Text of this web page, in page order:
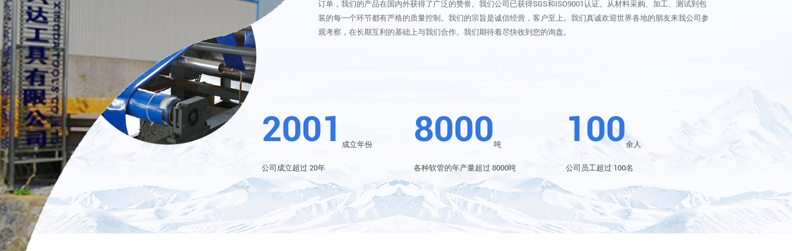
订单，我们的产品在国内外获得了广泛的赞誉。我们公司已获得SGS和ISO9001认证。从材料采购、加工、测试到包
装的每一个环节都有严格的质量控制。我们的宗旨是诚信经营，客户至上。我们真诚欢迎世界各地的朋友来我公司参
观考察，在长期互利的基础上与我们合作。我们期待着尽快收到您的询盘。
2001 成立年份
公司成立超过 20年
8000吨
各种软管的年产量超过 8000吨
100余人
公司员工超过 100名